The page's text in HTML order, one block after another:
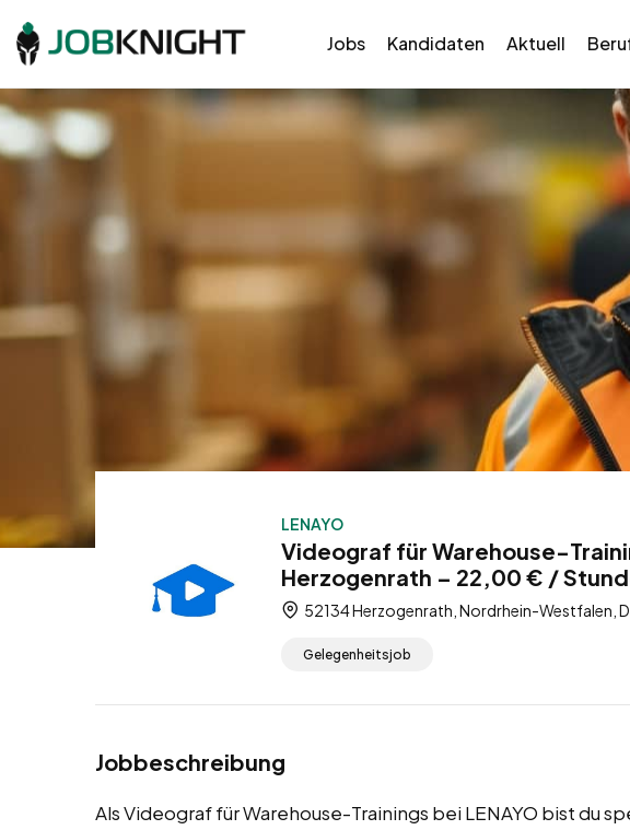
Jobs Kandidaten Aktuell
LENAYO
Videograf für Warehouse-
Herzogenrath – 22,00 € /
52134 Herzogenrath, Nordrhein-Westfalen,
Gelegenheitsjob
Jobbeschreibung
Als Videograf für Warehouse-Trainings bei LENAYO bist du